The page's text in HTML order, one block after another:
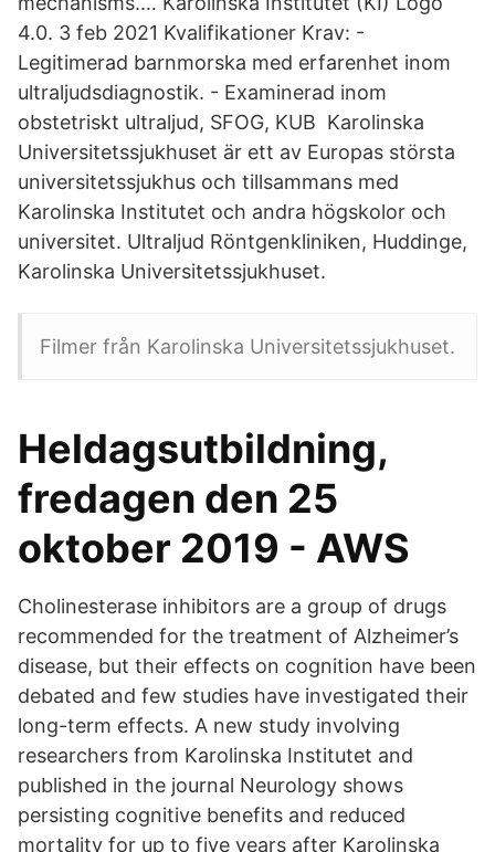
4.0. 3 feb 2021 Kvalifikationer Krav: -
Legitimerad barnmorska med erfarenhet inom
ultraljudsdiagnostik. - Examinerad inom
obstetriskt ultraljud, SFOG, KUB Karolinska
Universitetssjukhuset är ett av Europas största
universitetssjukhus och tillsammans med
Karolinska Institutet och andra högskolor och
universitet. Ultraljud Röntgenkliniken, Huddinge,
Karolinska Universitetssjukhuset.
Filmer från Karolinska Universitetssjukhuset.
Heldagsutbildning,
fredagen den 25
oktober 2019 - AWS
Cholinesterase inhibitors are a group of drugs
recommended for the treatment of Alzheimer’s
disease, but their effects on cognition have been
debated and few studies have investigated their
long-term effects. A new study involving
researchers from Karolinska Institutet and
published in the journal Neurology shows
persisting cognitive benefits and reduced
mortality for up to five years after Karolinska